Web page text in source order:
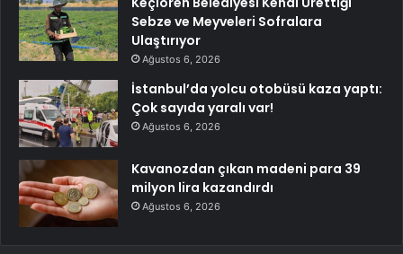
Sebze ve Meyveleri Sofralara
Ulaştırıyor
Ağustos 6, 2026
İstanbul’da yolcu otobüsü kaza yaptı:
Çok sayıda yaralı var!
Ağustos 6, 2026
Kavanozdan çıkan madeni para 39
milyon lira kazandırdı
Ağustos 6, 2026